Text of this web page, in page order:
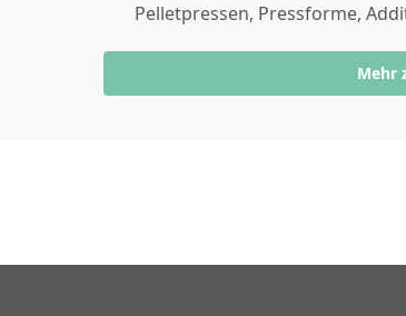
Pelletpressen, Pressforme,
Mehr